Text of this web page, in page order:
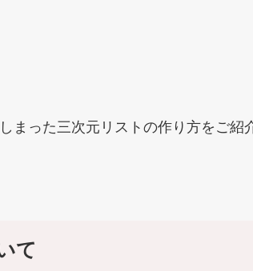
まった三次元リストの作り方をご紹
て